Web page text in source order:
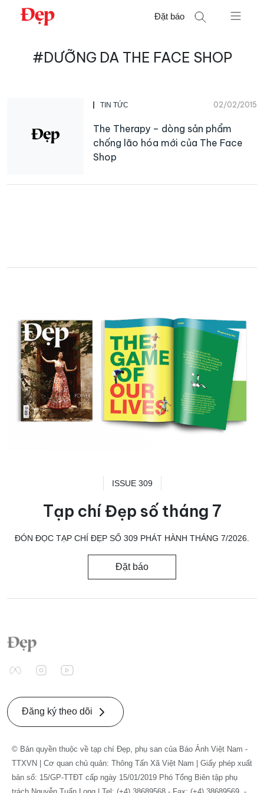
Chuyển
Đặt báo
kiếm#DƯỠNG DA THE FACE SHOP
TIN TỨC 02/02/2015
The Therapy – dòng sản phẩm
chống lão hóa mới của The Face
Shop
ISSUE 309
Tạp chí Đẹp số tháng 7
ĐÓN ĐỌC TẠP CHÍ ĐẸP SỐ 309 PHÁT HÀNH THÁNG 7/2026.
Đặt báo
Đăng ký theo dõi
© Bản quyền thuộc về tạp chí Đẹp, phụ san của Báo Ảnh Việt Nam -
TTXVN | Cơ quan chủ quản: Thông Tấn Xã Việt Nam | Giấy phép xuất
bản số: 15/GP-TTĐT cấp ngày 15/01/2019 Phó Tổng Biên tập phụ